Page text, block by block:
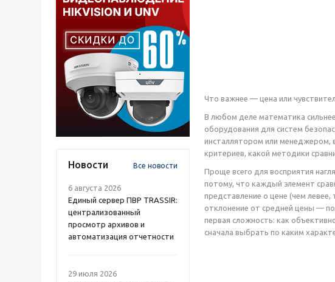
Новости Все новости
6 августа 2026
Единый сервер ПВР TRASSIR:
централизованный
просмотр архивов и
автоматизация отчетности
29 июля 2026
Что важнее — цена или
В любом деле математика
оборудования для систем
инсталлятором или менеджером,
критериев, какой методики
Проще всего для восприятия
потому, что каждый элемент
представление о цене (чем
отклонение от средней цены —
первая сложность: как
сначала выбрать по каким